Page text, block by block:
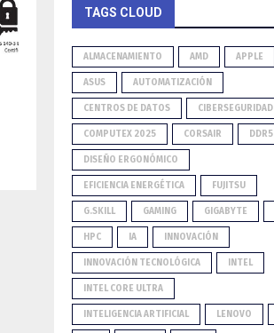
TAGS CLOUD
ALMACENAMIENTO AMD APPLE
ASUS AUTOMATIZACIÓN
CENTROS DE DATOS CIBERSEGURIDAD
COMPUTEX 2025 CORSAIR DDR5
DISEÑO ERGONÓMICO
EFICIENCIA ENERGÉTICA FUJITSU
G.SKILL GAMING GIGABYTE
HPC IA INNOVACIÓN
INNOVACIÓN TECNOLÓGICA INTEL
INTEL CORE ULTRA
INTELIGENCIA ARTIFICIAL LENOVO